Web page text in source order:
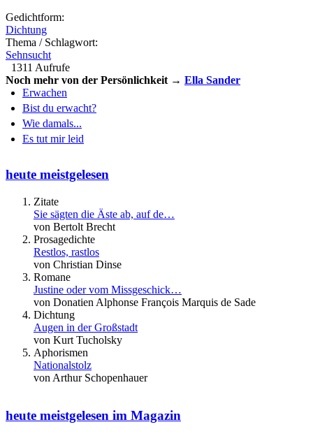
Gedichtform:
Dichtung
Thema / Schlagwort:
Sehnsucht
1311 Aufrufe
Noch mehr von der Persönlichkeit → Ella Sander
Erwachen
Bist du erwacht?
Wie damals...
Es tut mir leid
heute meistgelesen
Zitate
Sie sägten die Äste ab, auf de…
von Bertolt Brecht
Prosagedichte
Restlos, rastlos
von Christian Dinse
Romane
Justine oder vom Missgeschick…
von Donatien Alphonse François Marquis de Sade
Dichtung
Augen in der Großstadt
von Kurt Tucholsky
Aphorismen
Nationalstolz
von Arthur Schopenhauer
heute meistgelesen im Magazin